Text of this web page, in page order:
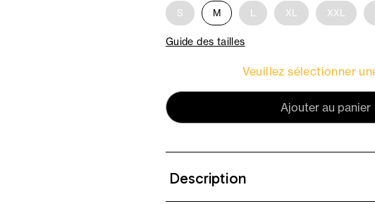
S M L XL XXL
Guide des tailles
Veuillez sélectionner
Ajouter au panier
Description